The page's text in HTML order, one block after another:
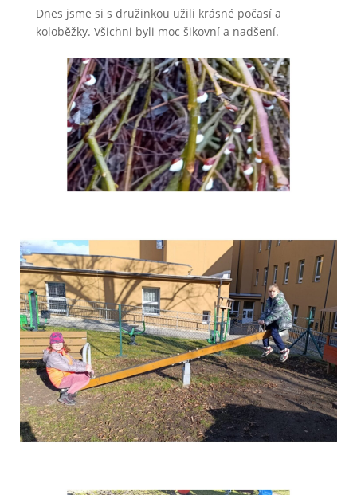
Dnes jsme si s družinkou užili krásné počasí a
koloběžky. Všichni byli moc šikovní a nadšení.